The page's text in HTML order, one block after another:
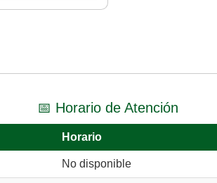
📅 Horario de Atención
Horario
No disponible